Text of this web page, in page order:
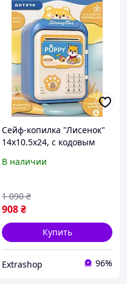
Сейф-копилка "Лисенок"
14х10.5х24, с кодовым
отпечаток пальца
В наличии
908₴
1 090 ₴
Купить
Extrashop 96%